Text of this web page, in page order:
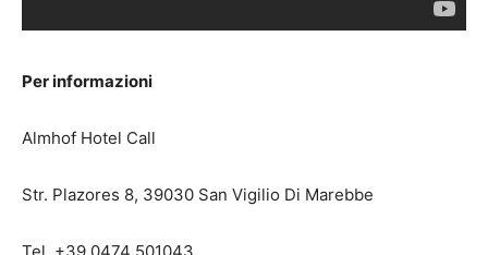
Per informazioni
Almhof Hotel Call
Str. Plazores 8, 39030 San Vigilio Di Marebbe
Tel. +39 0474 501043